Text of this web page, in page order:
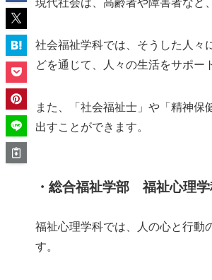
社会福祉学科では、そうした人々
どを通じて、人々の生活をサポー
また、「社会福祉士」や「精神
出すことができます。
・総合福祉学部 福祉心理
福祉心理学科では、人の心と行動
す。